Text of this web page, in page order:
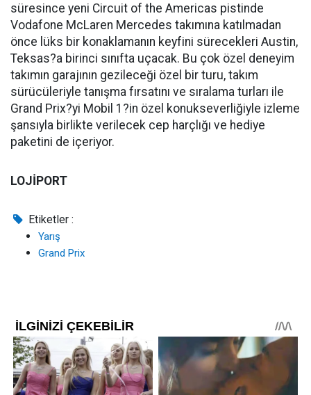
süresince yeni Circuit of the Americas pistinde
Vodafone McLaren Mercedes takımına katılmadan
önce lüks bir konaklamanın keyfini sürecekleri Austin,
Teksas?a birinci sınıfta uçacak. Bu çok özel deneyim
takımın garajının gezileceği özel bir turu, takım
sürücüleriyle tanışma fırsatını ve sıralama turları ile
Grand Prix?yi Mobil 1?in özel konukseverliğiyle izleme
şansıyla birlikte verilecek cep harçlığı ve hediye
paketini de içeriyor.
LOJİPORT
Etiketler :
Yarış
Grand Prix